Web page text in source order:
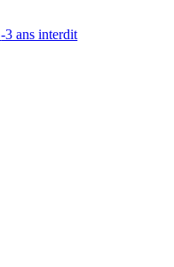
-3 ans interdit